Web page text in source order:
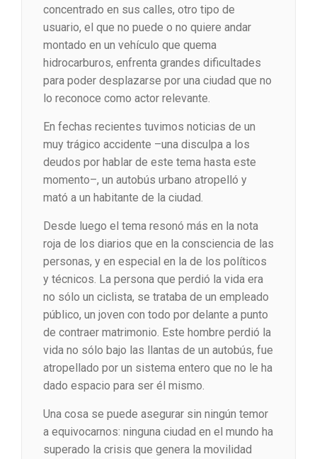
concentrado en sus calles, otro tipo de
usuario, el que no puede o no quiere andar
montado en un vehículo que quema
hidrocarburos, enfrenta grandes dificultades
para poder desplazarse por una ciudad que no
lo reconoce como actor relevante.
En fechas recientes tuvimos noticias de un
muy trágico accidente –una disculpa a los
deudos por hablar de este tema hasta este
momento–, un autobús urbano atropelló y
mató a un habitante de la ciudad.
Desde luego el tema resonó más en la nota
roja de los diarios que en la consciencia de las
personas, y en especial en la de los políticos
y técnicos. La persona que perdió la vida era
no sólo un ciclista, se trataba de un empleado
público, un joven con todo por delante a punto
de contraer matrimonio. Este hombre perdió la
vida no sólo bajo las llantas de un autobús, fue
atropellado por un sistema entero que no le ha
dado espacio para ser él mismo.
Una cosa se puede asegurar sin ningún temor
a equivocarnos: ninguna ciudad en el mundo ha
superado la crisis que genera la movilidad